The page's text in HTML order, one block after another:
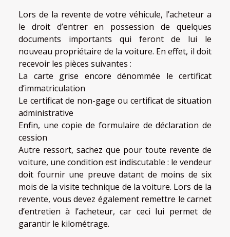
Lors de la revente de votre véhicule, l’acheteur a
le droit d’entrer en possession de quelques
documents importants qui feront de lui le
nouveau propriétaire de la voiture. En effet, il doit
recevoir les pièces suivantes :
La carte grise encore dénommée le certificat
d’immatriculation
Le certificat de non-gage ou certificat de situation
administrative
Enfin, une copie de formulaire de déclaration de
cession
Autre ressort, sachez que pour toute revente de
voiture, une condition est indiscutable : le vendeur
doit fournir une preuve datant de moins de six
mois de la visite technique de la voiture. Lors de la
revente, vous devez également remettre le carnet
d’entretien à l’acheteur, car ceci lui permet de
garantir le kilométrage.